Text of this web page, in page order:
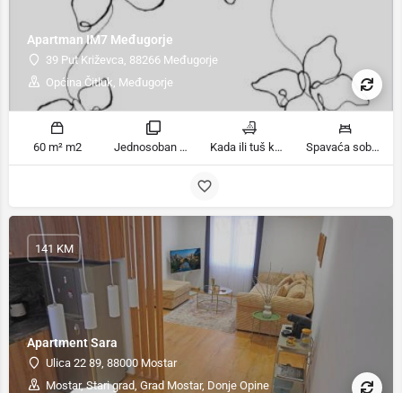
Apartman IM7 Međugorje
39 Put Križevca, 88266 Međugorje
Općina Čitluk, Međugorje
60 m² m2 Jednosoban stan sobe Kada ili tuš kupatila Spavaća soba 1: 1 francuski bračni krevet | Dnevni boravak: 1 kauč na razvlačenje ležaja
Apartment Sara
Ulica 22 89, 88000 Mostar
Mostar, Stari grad, Grad Mostar, Donje Opine
141 KM